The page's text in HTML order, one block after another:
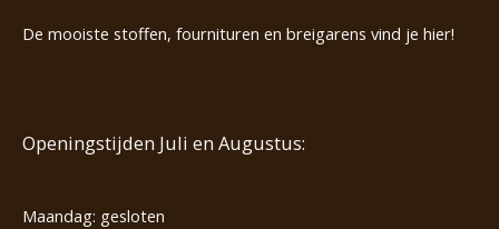
De mooiste stoffen, fournituren en breigarens vind je hier!
Openingstijden Juli en Augustus:
Maandag: gesloten